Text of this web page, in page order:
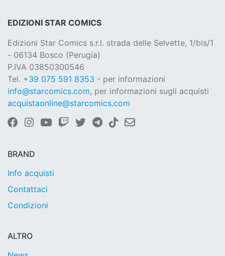
EDIZIONI STAR COMICS
Edizioni Star Comics s.r.l. strada delle Selvette, 1/bis/1
- 06134 Bosco (Perugia)
P.IVA 03850300546
Tel. +39 075 591 8353 - per informazioni
info@starcomics.com, per informazioni sugli acquisti
acquistaonline@starcomics.com
BRAND
Info acquisti
Contattaci
Condizioni
ALTRO